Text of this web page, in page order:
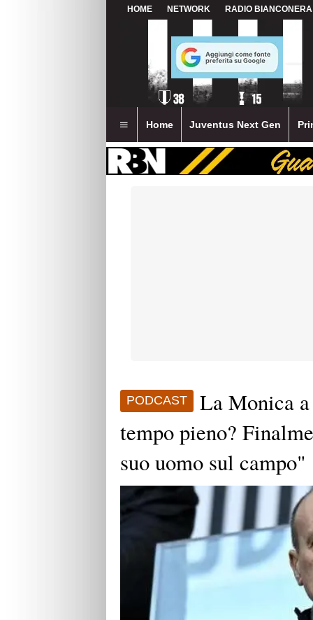
HOME NETWORK RADIO BIANCONERA
Home Juventus Next Gen
PODCAST
La Monica
tempo pieno?
suo uomo sul campo"